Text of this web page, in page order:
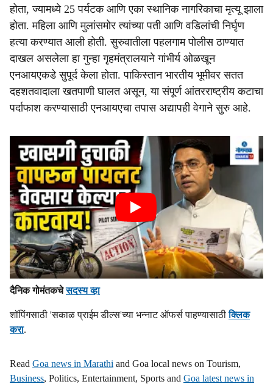
होता, ज्यामध्ये 25 पर्यटक आणि एका स्थानिक नागरिकाचा मृत्यू झाला
होता. महिला आणि मुलांसमोर त्यांच्या पती आणि वडिलांची निर्घृण
हत्या करण्यात आली होती. सुरुवातीला पहलगाम पोलीस ठाण्यात
दाखल असलेला हा गुन्हा गृहमंत्रालयाने गांभीर्य ओळखून
एनआयएकडे सुपूर्द केला होता. पाकिस्तान भारतीय भूमीवर सतत
दहशतवादाला खतपाणी घालत असून, या संपूर्ण आंतरराष्ट्रीय कटाचा
पर्दाफाश करण्यासाठी एनआयएचा तपास अद्यापही वेगाने सुरु आहे.
दैनिक गोमंतकचेसदस्य व्हा
शॉपिंगसाठी 'सकाळ प्राईम डील्स'च्या भन्नाट ऑफर्स पाहण्यासाठीक्लिक
करा.
Read Goa news in Marathi and Goa local news on Tourism,
Business, Politics, Entertainment, Sports and Goa latest news in